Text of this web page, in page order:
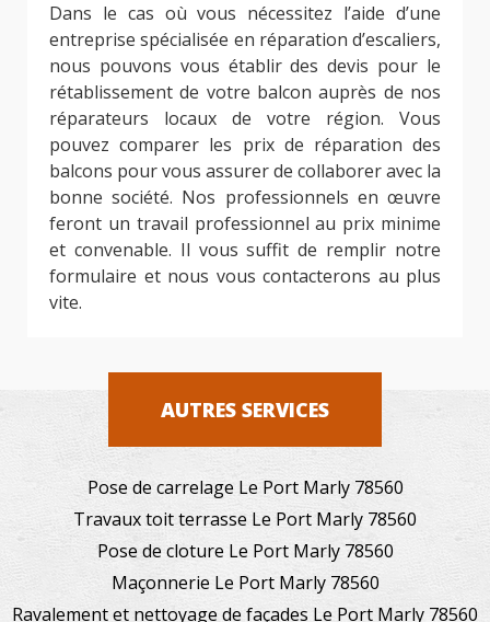
Dans le cas où vous nécessitez l’aide d’une
entreprise spécialisée en réparation d’escaliers,
nous pouvons vous établir des devis pour le
rétablissement de votre balcon auprès de nos
réparateurs locaux de votre région. Vous
pouvez comparer les prix de réparation des
balcons pour vous assurer de collaborer avec la
bonne société. Nos professionnels en œuvre
feront un travail professionnel au prix minime
et convenable. Il vous suffit de remplir notre
formulaire et nous vous contacterons au plus
vite.
AUTRES SERVICES
Pose de carrelage Le Port Marly 78560
Travaux toit terrasse Le Port Marly 78560
Pose de cloture Le Port Marly 78560
Maçonnerie Le Port Marly 78560
Ravalement et nettoyage de façades Le Port Marly 78560